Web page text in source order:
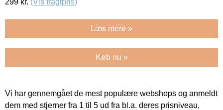
Læs mere »
Køb nu »
Vi har gennemgået de mest populære webshops og anmeldt
dem med stjerner fra 1 til 5 ud fra bl.a. deres prisniveau,